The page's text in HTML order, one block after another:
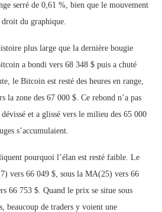
serré de 0,61 %, bien que le mouvement
du graphique.
plus large que la dernière bougie
a bondi vers 68 348 $ puis a chuté
le Bitcoin est resté des heures en range,
la zone des 67 000 $. Ce rebond n’a pas
et a glissé vers le milieu des 65 000
s’accumulaient.
pourquoi l’élan est resté faible. Le
vers 66 049 $, sous la MA(25) vers 66
66 753 $. Quand le prix se situe sous
beaucoup de traders y voient une